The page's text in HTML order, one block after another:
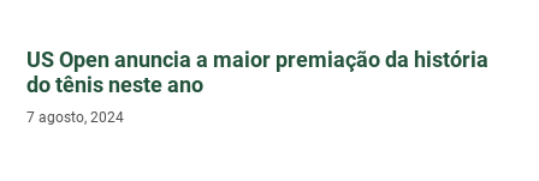
US Open anuncia a maior premiação da história
do tênis neste ano
7 agosto, 2024